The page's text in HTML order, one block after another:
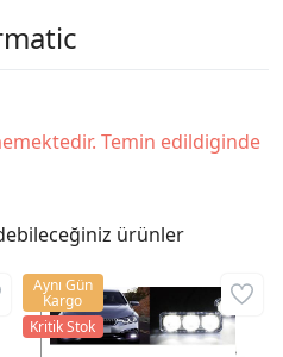
Temin edildiginde
ürünler
Aynı Gün
Kargo
Kritik Stok